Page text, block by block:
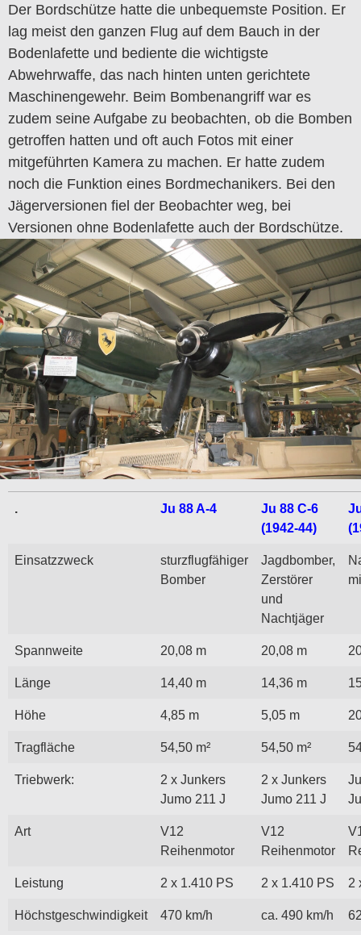
Der Bordschütze hatte die unbequemste Position. Er
lag meist den ganzen Flug auf dem Bauch in der
Bodenlafette und bediente die wichtigste
Abwehrwaffe, das nach hinten unten gerichtete
Maschinengewehr. Beim Bombenangriff war es
zudem seine Aufgabe zu beobachten, ob die Bomben
getroffen hatten und oft auch Fotos mit einer
mitgeführten Kamera zu machen. Er hatte zudem
noch die Funktion eines Bordmechanikers. Bei den
Jägerversionen fiel der Beobachter weg, bei
Versionen ohne Bodenlafette auch der Bordschütze.
. Ju 88 A-4
Ju 88 C-6
(1942-44)
Einsatzzweck
sturzflugfähiger
Bomber
Jagdbomber,
Zerstörer
und
Nachtjäger
Spannweite 20,08 m 20,08 m
Länge 14,40 m 14,36 m
Höhe 4,85 m 5,05 m
Tragfläche 54,50 m² 54,50 m²
Triebwerk:
2 x Junkers
Jumo 211 J
2 x Junkers
Jumo 211 J
Art
V12
Reihenmotor
V12
Reihenmotor
Leistung 2 x 1.410 PS 2 x 1.410 PS 2
Höchstgeschwindigkeit 470 km/h ca. 490 km/h